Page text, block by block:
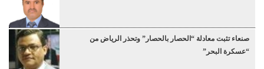
صنعاء تثبت معادلة “الحصار بالحصار” وتحذر الرياض من
“عسكرة البحر”